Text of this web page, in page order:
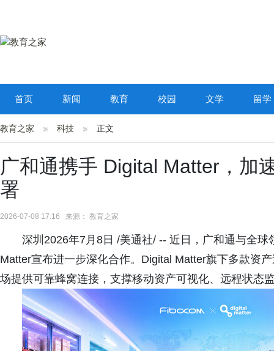
首页 新闻 教育 校园 文学 留学
教育之家 科技 正文
广和通携手 Digital Matter，加
署
2026-07-08 17:16 来源： 教育之家
深圳2026年7月8日 /美通社/ -- 近日，广和通与全
Matter宣布进一步深化合作。Digital Matter旗下多款资
场提供可靠蜂窝连接，支撑移动资产可视化、远程状态